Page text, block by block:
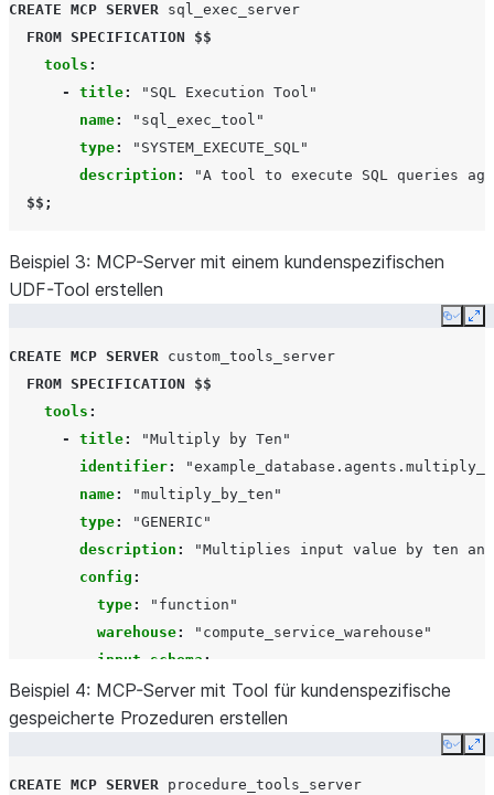
CREATE MCP SERVER sql_exec_server
FROM SPECIFICATION
$$
tools :
-
title: "SQL Execution Tool"
name:
"sql_exec_tool"
type:
"SYSTEM_EXECUTE_SQL"
description : "A tool to execute SQL queries
  $$;
Beispiel 3: MCP-Server mit einem kundenspezifischen
UDF-Tool erstellen
Copy
CREATE MCP SERVER custom_tools_server
FROM SPECIFICATION
$$
tools :
-
title: "Multiply by Ten"
identifier:
name:
"multiply_by_ten"
type:
"GENERIC"
description : "Multiplies input value by ten
and
config :
type:
"function"
warehouse:
"compute_service_warehouse"
input_schema :
type: "object"
properties:
Beispiel 4: MCP-Server mit Tool für kundenspezifische
gespeicherte Prozeduren erstellen
Copy
CREATE MCP SERVER procedure_tools_server